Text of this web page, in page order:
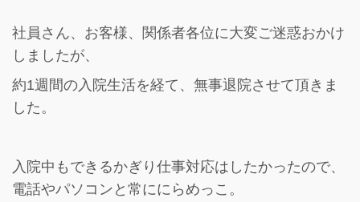
社員さん、お客様、関係者各位に大変ご迷惑おかけ
しましたが、
約1週間の入院生活を経て、無事退院させて頂きま
した。
入院中もできるかぎり仕事対応はしたかったので、
電話やパソコンと常ににらめっこ。